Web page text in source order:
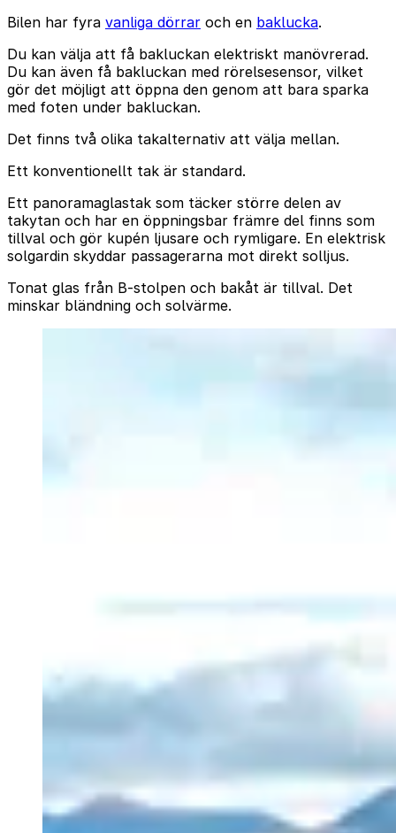
Bilen har fyra vanliga dörrar och en baklucka.
Du kan välja att få bakluckan elektriskt manövrerad.
Du kan även få bakluckan med rörelsesensor, vilket
gör det möjligt att öppna den genom att bara sparka
med foten under bakluckan.
Det finns två olika takalternativ att välja mellan.
Ett konventionellt tak är standard.
Ett panoramaglastak som täcker större delen av
takytan och har en öppningsbar främre del finns som
tillval och gör kupén ljusare och rymligare. En elektrisk
solgardin skyddar passagerarna mot direkt solljus.
Tonat glas från B-stolpen och bakåt är tillval. Det
minskar bländning och solvärme.